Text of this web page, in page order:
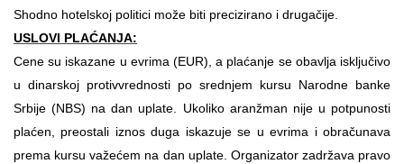
Shodno hotelskoj politici može biti precizirano i drugačije.
USLOVI PLAĆANJA:
Cene su iskazane u evrima (EUR), a plaćanje se obavlja isključivo
u dinarskoj protivvrednosti po srednjem kursu Narodne banke
Srbije (NBS) na dan uplate. Ukoliko aranžman nije u potpunosti
plaćen, preostali iznos duga iskazuje se u evrima i obračunava
prema kursu važećem na dan uplate. Organizator zadržava pravo